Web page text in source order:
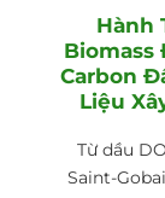
Hành
Biomass
Carbon
Liệu
Từ dầu
Saint-